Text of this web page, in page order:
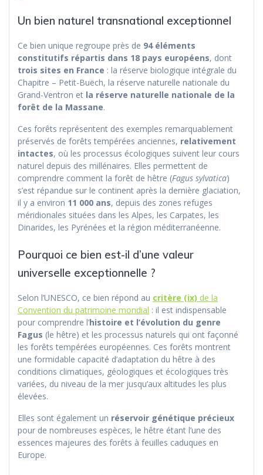
Un bien naturel transnational exceptionnel
Ce bien unique regroupe près de 94 éléments
constitutifs répartis dans 18 pays européens, dont
trois sites en France : la réserve biologique intégrale du
Chapitre – Petit-Buëch, la réserve naturelle nationale du
Grand-Ventron et la réserve naturelle nationale de la
forêt de la Massane.
Ces forêts représentent des exemples remarquablement
préservés de forêts tempérées anciennes, relativement
intactes, où les processus écologiques suivent leur cours
naturel depuis des millénaires. Elles permettent de
comprendre comment la forêt de hêtre (Fagus sylvatica)
s’est répandue sur le continent après la dernière glaciation,
il y a environ 11 000 ans, depuis des zones refuges
méridionales situées dans les Alpes, les Carpates, les
Dinarides, les Pyrénées et la région méditerranéenne.
Pourquoi ce bien est-il d’une valeur
universelle exceptionnelle ?
Selon l’UNESCO, ce bien répond au critère (ix) de la
Convention du patrimoine mondial : il est indispensable
pour comprendre l’histoire et l’évolution du genre
Fagus (le hêtre) et les processus naturels qui ont façonné
les forêts tempérées européennes. Ces forêts montrent
une formidable capacité d’adaptation du hêtre à des
conditions climatiques, géologiques et écologiques très
variées, du niveau de la mer jusqu’aux altitudes les plus
élevées.
Elles sont également un réservoir génétique précieux
pour de nombreuses espèces, le hêtre étant l’une des
essences majeures des forêts à feuilles caduques en
Europe.